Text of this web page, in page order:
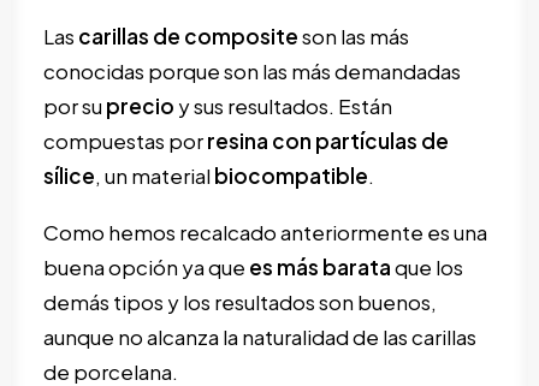
Las carillas de compositeson las más
conocidas porque son las más demandadas
por su precio y sus resultados. Están
compuestas porresina con partículas de
sílice, un materialbiocompatible.
Como hemos recalcado anteriormente es una
buena opción ya que es más barataque los
demás tipos y los resultados son buenos,
aunque no alcanza la naturalidad de las carillas
de porcelana.